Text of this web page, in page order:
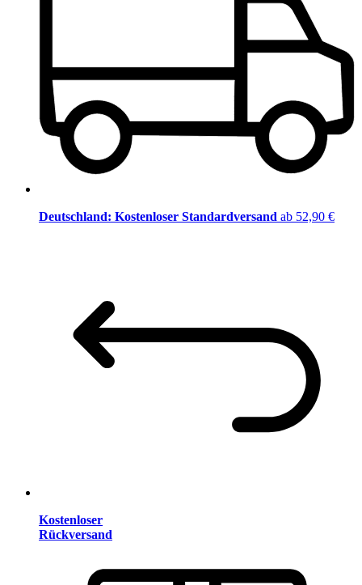
Deutschland: Kostenloser Standardversand ab 52,90 €
Kostenloser
Rückversand